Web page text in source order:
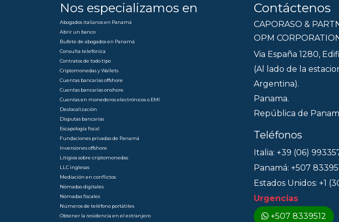
Nos especializamos en
Abogados italianos en Panamá
Abrir un banco
Bufete de abogados en Panamá
Consulta telefónica
Contratos de todo tipo
Criptomonedas y Wallets
Cuentas bancarias offshore
Cuentas bancarias onshore
Cuentas en monederos electrónicos o EMI
Deslocalización
Disputas bancarias
Escapología fiscal
Fundaciones privadas de Panamá
Inversiones offshore
Litigios sobre criptomonedas
LLC inglesas
Mediación en conflictos
Nómadas digitales
Nómadas fiscales
Números de teléfono portátiles
Obtener la residencia en el extranjero
Contáctenos
CAPORASO &
OPM
Via España 1280,
(Al lado de la
Argentina).
Panama.
República de
Teléfonos
Italia: +39 (06)
Panamá: +507
Estados Unidos: +1
Urgencias
+507 8339512